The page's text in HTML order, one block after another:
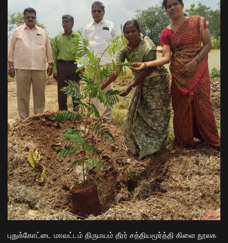
புதுக்கோட்டை மாவட்டம் திருமயம் தீரர் சத்தியமூர்த்தி கிளை நூலக